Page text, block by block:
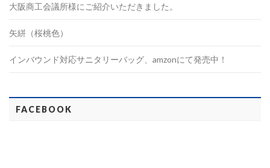
大阪商工会議所様にご紹介いただきました。
矢絣（桜桃色）
インバウンド対応サニタリーバッグ、amzonにて発売中！
FACEBOOK